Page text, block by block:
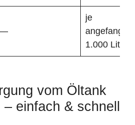
je
1.000 Liter
vom Öltank
einfach & schnell